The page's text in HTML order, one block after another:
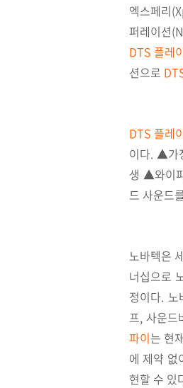
엑스페리
퍼레이션
DTS 플레
션으로
DTS 플레
이다. ▲가
생 ▲와이
드 사운드
노바텍은
너십으로
정이다.
프, 사운드
파이는 현
에 제약 없
현할 수 있